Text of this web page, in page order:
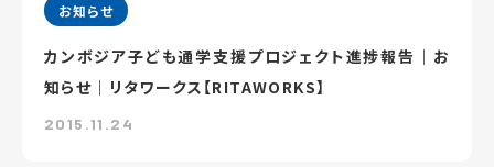
お知らせ
カンボジア子ども通学支援プロジェクト進捗報告｜お
知らせ｜リタワークス【RITAWORKS】
2015.11.24